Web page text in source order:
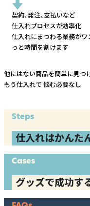
契約、発注、支払いなど
仕入れプロセスが効率化
仕入れにまつわる業務がワ
っと時間を割けます
他にはない商品を簡単に見つ
もう仕入れで 悩む必要なし
Steps
仕入れはかんた
Cases
グッズで成功す